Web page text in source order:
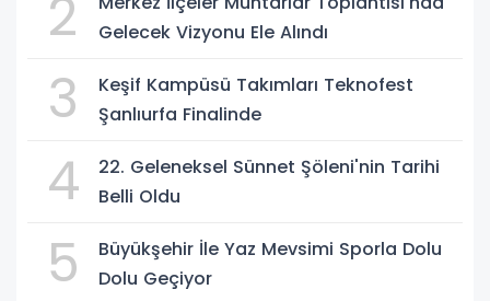
2
Gelecek Vizyonu Ele Alındı
3
Keşif Kampüsü Takımları Teknofest
Şanlıurfa Finalinde
4
22. Geleneksel Sünnet Şöleni'nin Tarihi
Belli Oldu
5
Büyükşehir İle Yaz Mevsimi Sporla Dolu
Dolu Geçiyor